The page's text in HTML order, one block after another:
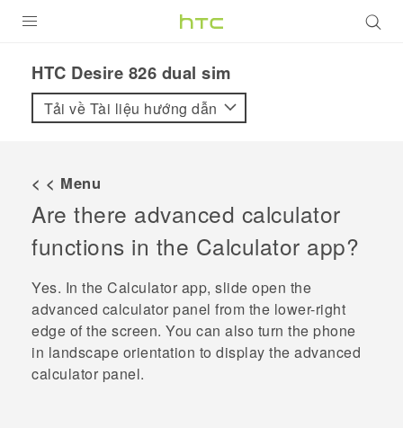
VIVE
VIVERSE
ỨNG DỤNG
HỖ TRỢ
HTC Desire 826 dual sim‎
Tải về Tài liệu hướng dẫn
< < Menu
Are there advanced calculator
functions in the Calculator app?
Yes. In the Calculator app, slide open the
advanced calculator panel from the lower-right
edge of the screen. You can also turn the phone
in landscape orientation to display the advanced
calculator panel.